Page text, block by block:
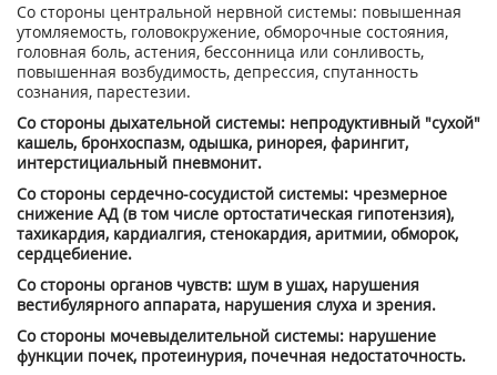
Со стороны центральной нервной системы: повышенная
утомляемость, головокружение, обморочные состояния,
головная боль, астения, бессонница или сонливость,
повышенная возбудимость, депрессия, спутанность
сознания, парестезии.
Со стороны дыхательной системы: непродуктивный "сухой"
кашель, бронхоспазм, одышка, ринорея, фарингит,
интерстициальный пневмонит.
Со стороны сердечно-сосудистой системы: чрезмерное
снижение АД (в том числе ортостатическая гипотензия),
тахикардия, кардиалгия, стенокардия, аритмии, обморок,
сердцебиение.
Со стороны органов чувств: шум в ушах, нарушения
вестибулярного аппарата, нарушения слуха и зрения.
Со стороны мочевыделительной системы: нарушение
функции почек, протеинурия, почечная недостаточность.